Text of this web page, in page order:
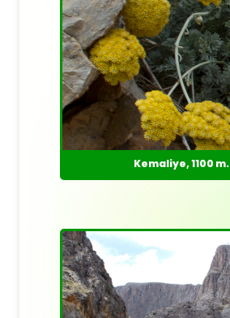
Kemaliye, 1100 m.